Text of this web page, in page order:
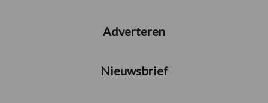
Adverteren
Nieuwsbrief